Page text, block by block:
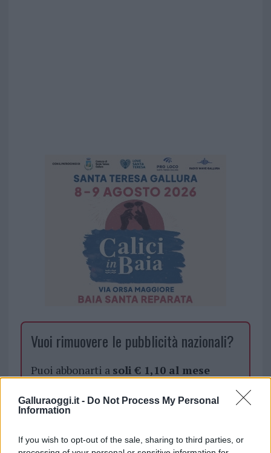
Galluraoggi.it - Do Not Process My Personal
Information
If you wish to opt-out of the sale, sharing to third parties, or
Vuoi rimuovere le pubblicità nazionali?
Puoi abbonarti a soli € 1,10 al mese
Sei già abbonato?